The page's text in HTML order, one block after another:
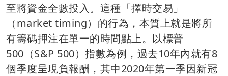
至將資金全數投入。這種「擇時交易」
（market timing）的行為，本質上就是將所
有籌碼押注在單一的時間點上。以標普
500（S&P 500）指數為例，過去10年內就有8
個季度呈現負報酬，其中2020年第一季因新冠